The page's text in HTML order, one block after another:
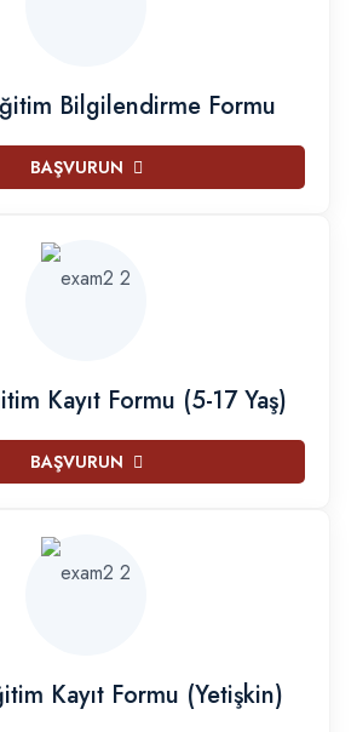
Bilgilendirme Formu
BAŞVURUN
Kayıt Formu (5-17 Yaş)
BAŞVURUN
Kayıt Formu (Yetişkin)